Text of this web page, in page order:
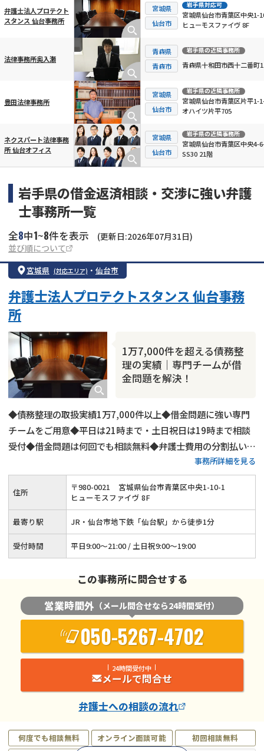
横スクロール可能
弁護士法人プロテクト
スタンス 仙台事務所
宮城県
仙台市
岩手県対応可
宮城県仙台市青葉区中央1-
ヒューモスファイヴ 8F
法律事務所奥入瀬
青森県
青森市
岩手県の近隣事務所
青森県十和田市西十二番町
豊田法律事務所
宮城県
仙台市
岩手県の近隣事務所
宮城県仙台市青葉区片平1-
オハイツ片平705
ネクスパート法律事務
所 仙台オフィス
宮城県
仙台市
岩手県の近隣事務所
宮城県仙台市青葉区中央4-
SS30 21階
岩手県の借金返済相談・交渉に強い弁護
士事務所一覧
全8中1~8件を表示
(更新日:2026年07月31日)
並び順について
宮城県 (対応エリア) ・ 仙台市
1万7,000件を超える債務整
理の実績｜専門チームが借
金問題を解決！
弁護士法人プロテクトスタンス 仙台事務
所
◆債務整理の取扱実績1万7,000件以上◆借金問題に強い専門
チームをご用意◆平日は21時まで・土日祝日は19時まで相談
受付◆借金問題は何回でも相談無料◆弁護士費用の分割払いも
事務所詳細を見る
何度でも相談無料 オンライン面談可能 初回相談無料
住所 〒980-0021
宮城県仙台市青葉区中央1-10-1
ヒューモスファイヴ 8F
最寄り駅 JR・仙台市地下鉄「仙台駅」から徒歩1分
受付時間 平日9:00～21:00 / 土日祝9:00～19:00
この事務所に問合せする
営業時間外 （メール問合せなら24時間受付）
050-5267-4702
24時間受付中
メールで問合せ
弁護士への相談の流れ